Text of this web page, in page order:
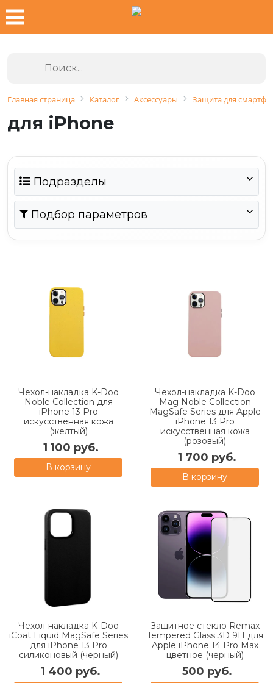
Главная страница Каталог Аксессуары Защита для
для iPhone
Подразделы
Подбор параметров
Чехол-накладка K-Doo
Noble Collection для
iPhone 13 Pro
искусственная кожа
(желтый)
1 100 руб.
В корзину
Чехол-накладка K-Doo
Mag Noble Collection
MagSafe Series для Apple
iPhone 13 Pro
искусcтвенная кожа
(розовый)
1 700 руб.
В корзину
Чехол-накладка K-Doo
iCoat Liquid MagSafe Series
для iPhone 13 Pro
силиконовый (черный)
1 400 руб.
Защитное стекло Remax
Tempered Glass 3D 9H для
Apple iPhone 14 Pro Max
цветное (черный)
500 руб.